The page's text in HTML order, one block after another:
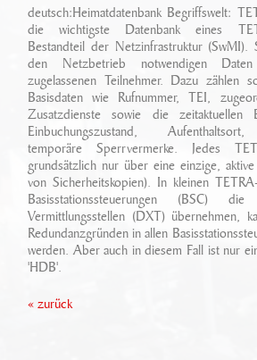
Ansprechpartner
Stellenangebote
Referenzen
Geschichte
Standort/ Anfahrt
Sonderfahrzeugbau
Leistungen
Eigenentwicklungen
Zubehör
Technikarchiv
Wichtige Links
deutsch:Heimatdatenbank Begriffswelt:
die wichtigste Datenbank eines
Bestandteil der Netzinfrastruktur (SwMI).
den Netzbetrieb notwendigen
zugelassenen Teilnehmer. Dazu zählen
Basisdaten wie Rufnummer, TEI,
Zusatzdienste sowie die zeitaktuellen
Einbuchungszustand,
temporäre Sperrvermerke. Jedes
grundsätzlich nur über eine einzige,
von Sicherheitskopien). In kleinen
Basisstationssteuerungen (BSC)
Vermittlungsstellen (DXT) übernehmen,
Redundanzgründen in allen
werden. Aber auch in diesem Fall ist nur
'HDB'.
« zurück